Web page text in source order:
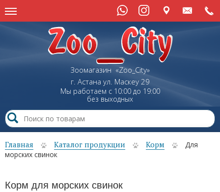
Зоомагазин «Zoo_City»
г. Астана ул. Маскеу29
Мы работаем с 10:00 до 19:00
без выходных
Главная Каталог продукции Корм
Для
морских свинок
Корм для морских свинок